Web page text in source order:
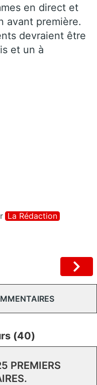
en direct et
avant première.
devraient être
et un à
La Rédaction
(40)
PREMIERS